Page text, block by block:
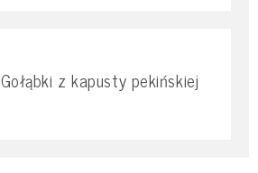
Gołąbki z kapusty pekińskiej